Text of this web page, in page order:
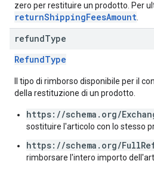
zero per restituire un prodotto. Per
returnShippingFeesAmount
refundType
RefundType
Il tipo di rimborso disponibile per il
della restituzione di un prodotto.
https://schema.org/
sostituire l'articolo con lo stesso
https://schema.org/
rimborsare l'intero importo